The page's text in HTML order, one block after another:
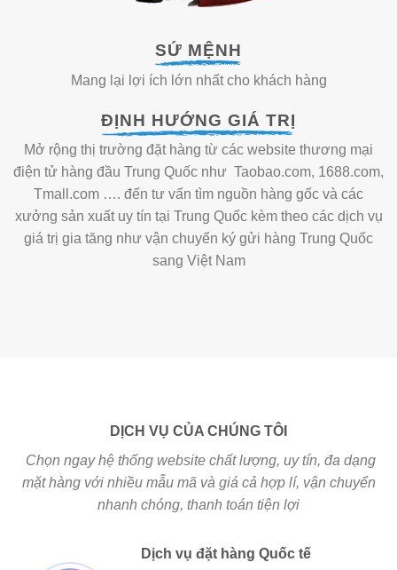
SỨ MỆNH
Mang lại lợi ích lớn nhất cho khách hàng
ĐỊNH HƯỚNG GIÁ TRỊ
Mở rộng thị trường đặt hàng từ các website thương mại
điện tử hàng đầu Trung Quốc như Taobao.com, 1688.com,
Tmall.com …. đến tư vấn tìm nguồn hàng gốc và các
xưởng sản xuất uy tín tại Trung Quốc kèm theo các dịch vụ
giá trị gia tăng như vận chuyển ký gửi hàng Trung Quốc
sang Việt Nam
DỊCH VỤ CỦA CHÚNG TÔI
Chọn ngay hệ thống website chất lượng, uy tín, đa dạng
mặt hàng với nhiều mẫu mã và giá cả hợp lí, vận chuyển
nhanh chóng, thanh toán tiện lợi
Dịch vụ đặt hàng Quốc tế